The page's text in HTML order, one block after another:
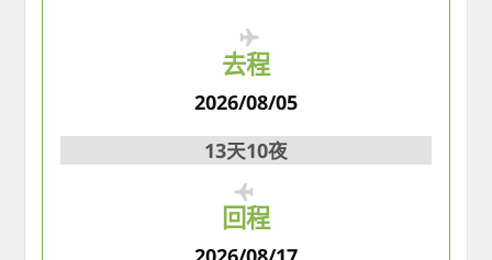
去程
2026/08/05
13天10夜
回程